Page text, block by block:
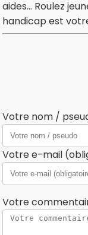
aides... Roulez
handicap est
Votre nom /
Votre e-mail
Votre